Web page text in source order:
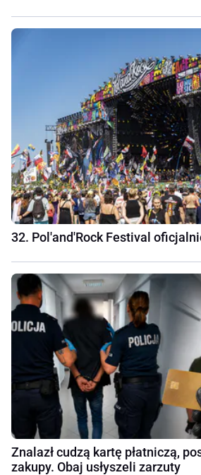
32. Pol'and'Rock Festival
Znalazł cudzą kartę płatniczą,
zakupy. Obaj usłyszeli zarzuty